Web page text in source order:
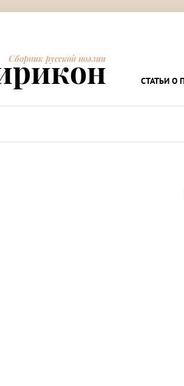
Сборник русской поэзии
СТАТЬИ О